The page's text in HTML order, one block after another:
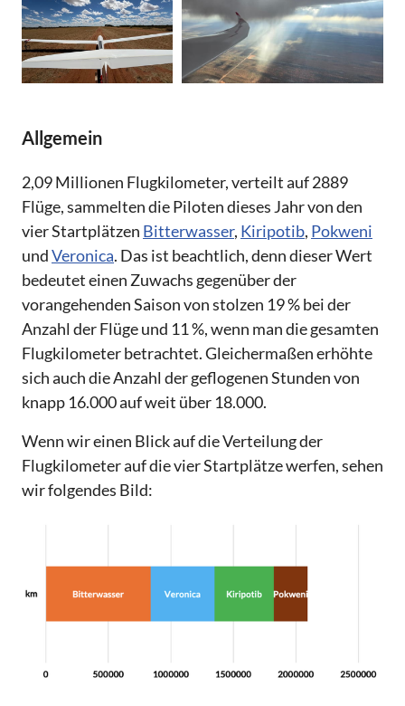
Allgemein
2,09 Millionen Flugkilometer, verteilt auf 2889
Flüge, sammelten die Piloten dieses Jahr von den
vier Startplätzen Bitterwasser, Kiripotib, Pokweni
undVeronica. Das ist beachtlich, denn dieser Wert
bedeutet einen Zuwachs gegenüber der
vorangehenden Saison von stolzen 19 % bei der
Anzahl der Flüge und 11 %, wenn man die gesamten
Flugkilometer betrachtet. Gleichermaßen erhöhte
sich auch die Anzahl der geflogenen Stunden von
knapp 16.000 auf weit über 18.000.
Wenn wir einen Blick auf die Verteilung der
Flugkilometer auf die vier Startplätze werfen, sehen
wir folgendes Bild: